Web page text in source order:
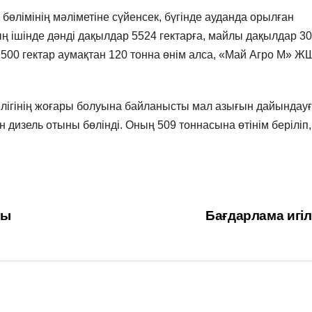
мәліметіне сүйенсек, бүгінде ауданда орылған
ішінде дәнді дақылдар 5524 гектарға, майлы дақылдар
гектар аумақтан 120 тонна өнім алса, «Май Агро М»
жоғары болуына байланысты мал азығын
дизель отыны бөлінді. Оның 509 тоннасына өтінім
Бағдарлама